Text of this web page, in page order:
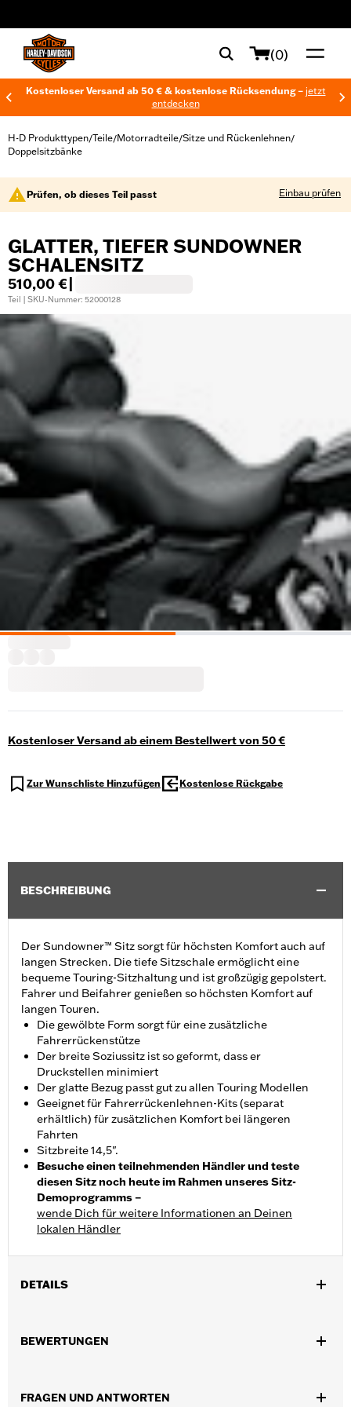
(0)
Kostenloser Versand ab 50 € & kostenlose Rücksendung – jetzt
entdecken
H-D Produkttypen/Teile/Motorradteile/Sitze und Rückenlehnen/
Doppelsitzbänke
Prüfen, ob dieses Teil passt Einbau prüfen
GLATTER, TIEFER SUNDOWNER
SCHALENSITZ
510,00 €
Teil | SKU-Nummer: 52000128
Kostenloser Versand ab einem Bestellwert von 50 €
Zur Wunschliste Hinzufügen Kostenlose Rückgabe
BESCHREIBUNG
Der Sundowner™ Sitz sorgt für höchsten Komfort auch auf
langen Strecken. Die tiefe Sitzschale ermöglicht eine
bequeme Touring-Sitzhaltung und ist großzügig gepolstert.
Fahrer und Beifahrer genießen so höchsten Komfort auf
langen Touren.
Die gewölbte Form sorgt für eine zusätzliche
Fahrerrückenstütze
Der breite Soziussitz ist so geformt, dass er
Druckstellen minimiert
Der glatte Bezug passt gut zu allen Touring Modellen
Geeignet für Fahrerrückenlehnen-Kits (separat
erhältlich) für zusätzlichen Komfort bei längeren
Fahrten
Sitzbreite 14,5".
Besuche einen teilnehmenden Händler und teste
diesen Sitz noch heute im Rahmen unseres Sitz-
Demoprogramms –
wende Dich für weitere Informationen an Deinen
lokalen Händler
DETAILS
FLHFB, FLHXSE und FLTRXSE ab ’23, FLHX, FLTRX und
Installationsanleitung
BEWERTUNGEN
FRAGEN UND ANTWORTEN